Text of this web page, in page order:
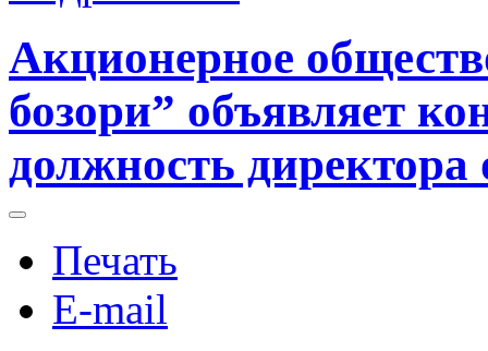
Акционерное
бозори” объявляет
должность директора
Печать
E-mail